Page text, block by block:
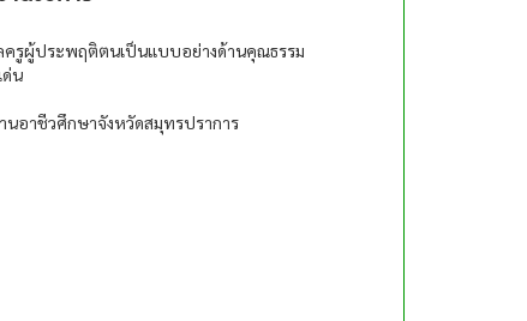
ครูผู้ประพฤติตนเป็นแบบอย่างด้านคุณธรรม
ด่น
นอาชีวศึกษาจังหวัดสมุทรปราการ